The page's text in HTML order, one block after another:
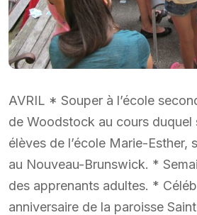
AVRIL * Souper à l’école
de Woodstock au cours duquel
élèves de l’école Marie-Esther,
au Nouveau-Brunswick. *
des apprenants adultes. *
anniversaire de la paroisse